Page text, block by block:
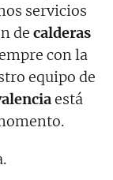
servicios
de calderas
con la
equipo de
está